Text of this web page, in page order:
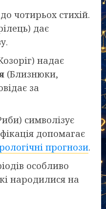
чотирьох стихій.
дає
надає
(Близнюки,
за
символізує
допомагає
прогнози.
особливо
народилися на